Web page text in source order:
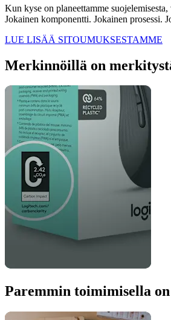
Kun kyse on planeettamme
Jokainen komponentti. Jokainen prosessi.
LUE LISÄÄ SITOUMUKSESTAMME
Merkinnöillä on
Paremmin toimimisella